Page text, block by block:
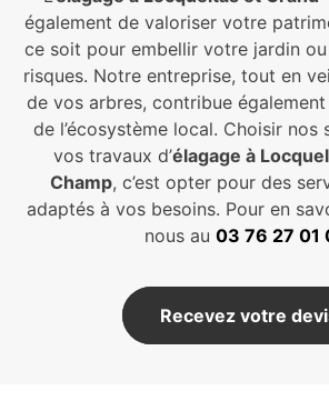
également de valoriser votre
ce soit pour embellir votre jardin
risques. Notre entreprise, tout en
de vos arbres, contribue
de l’écosystème local. Choisir nos
vos travaux d’élagage à
Champ, c’est opter pour des
adaptés à vos besoins. Pour en
nous au 03 76 27 01
Recevez votre